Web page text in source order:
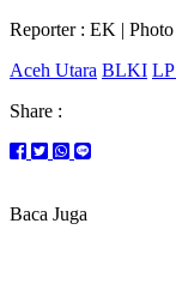
Reporter : EK |
Aceh Utara BLKI
Share :
Baca Juga